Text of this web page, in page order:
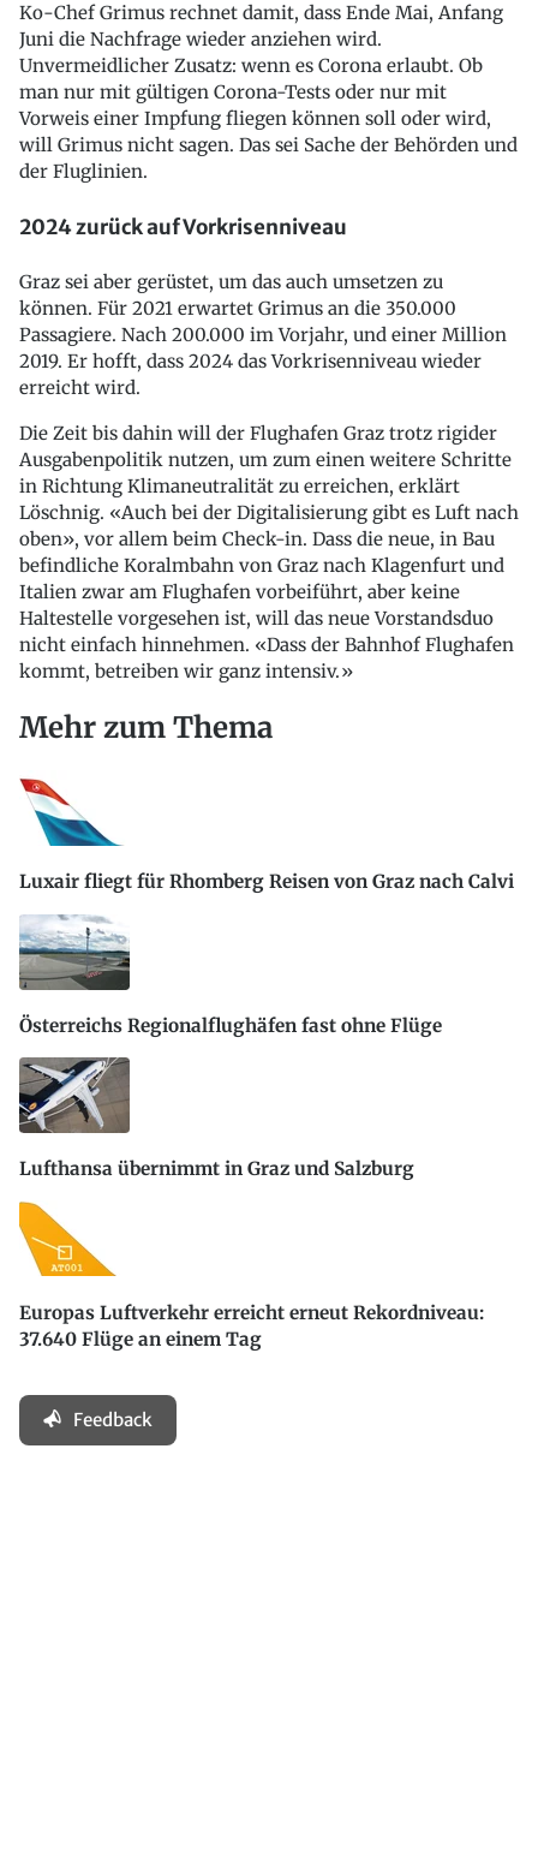
Ko-Chef Grimus rechnet damit, dass Ende Mai, Anfang
Juni die Nachfrage wieder anziehen wird.
Unvermeidlicher Zusatz: wenn es Corona erlaubt. Ob
man nur mit gültigen Corona-Tests oder nur mit
Vorweis einer Impfung fliegen können soll oder wird,
will Grimus nicht sagen. Das sei Sache der Behörden und
der Fluglinien.
2024 zurück auf Vorkrisenniveau
Graz sei aber gerüstet, um das auch umsetzen zu
können. Für 2021 erwartet Grimus an die 350.000
Passagiere. Nach 200.000 im Vorjahr, und einer Million
2019. Er hofft, dass 2024 das Vorkrisenniveau wieder
erreicht wird.
Die Zeit bis dahin will der Flughafen Graz trotz rigider
Ausgabenpolitik nutzen, um zum einen weitere Schritte
in Richtung Klimaneutralität zu erreichen, erklärt
Löschnig. «Auch bei der Digitalisierung gibt es Luft nach
oben», vor allem beim Check-in. Dass die neue, in Bau
befindliche Koralmbahn von Graz nach Klagenfurt und
Italien zwar am Flughafen vorbeiführt, aber keine
Haltestelle vorgesehen ist, will das neue Vorstandsduo
nicht einfach hinnehmen. «Dass der Bahnhof Flughafen
kommt, betreiben wir ganz intensiv.»
Mehr zum Thema
Luxair fliegt für Rhomberg Reisen von Graz nach Calvi
Österreichs Regionalflughäfen fast ohne Flüge
Lufthansa übernimmt in Graz und Salzburg
Europas Luftverkehr erreicht erneut Rekordniveau:
37.640 Flüge an einem Tag
Feedback